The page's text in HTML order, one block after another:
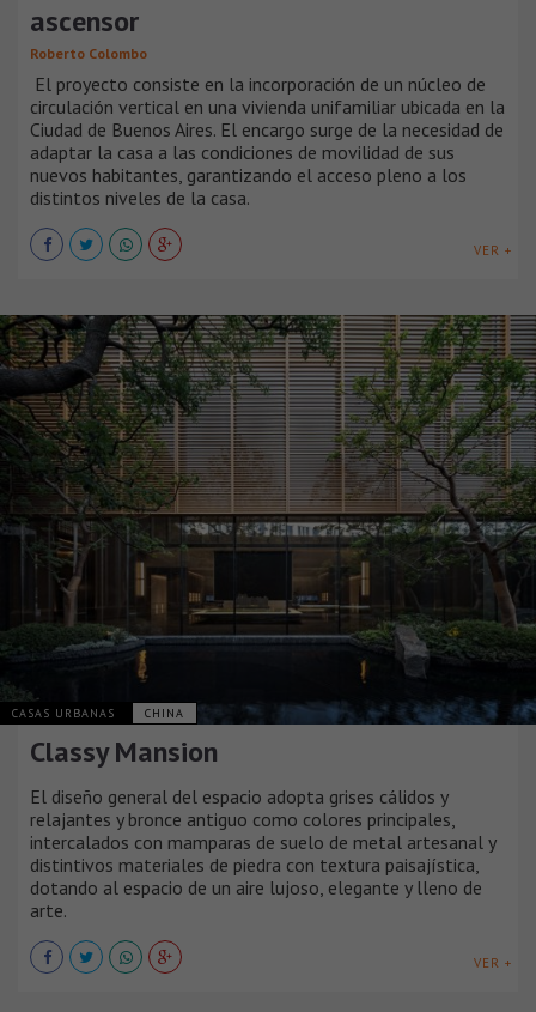
ascensor
Roberto Colombo
El proyecto consiste en la incorporación de un núcleo de
circulación vertical en una vivienda unifamiliar ubicada en la
Ciudad de Buenos Aires. El encargo surge de la necesidad de
adaptar la casa a las condiciones de movilidad de sus
nuevos habitantes, garantizando el acceso pleno a los
distintos niveles de la casa.
VER +
CASAS URBANAS CHINA
Classy Mansion
El diseño general del espacio adopta grises cálidos y
relajantes y bronce antiguo como colores principales,
intercalados con mamparas de suelo de metal artesanal y
distintivos materiales de piedra con textura paisajística,
dotando al espacio de un aire lujoso, elegante y lleno de
arte.
VER +